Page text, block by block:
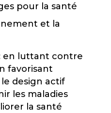
pour la santé
et la
en luttant contre
favorisant
le design actif
les maladies
la santé